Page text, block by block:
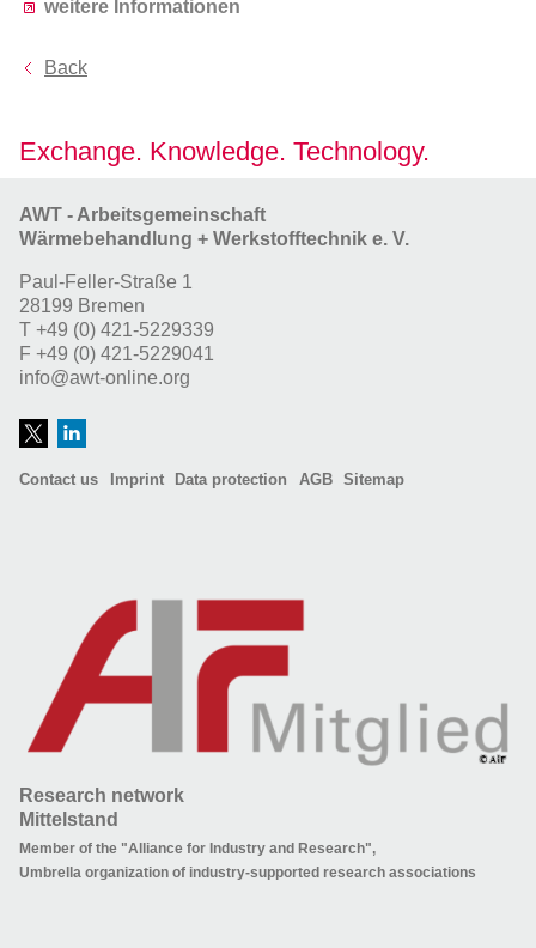
weitere Informationen
Back
Exchange. Knowledge. Technology.
AWT - Arbeitsgemeinschaft
Wärmebehandlung + Werkstofftechnik e. V.
Paul-Feller-Straße 1
28199 Bremen
T +49 (0) 421-5229339
F +49 (0) 421-5229041
info@awt-online.org
Contact us Imprint Data protection AGB Sitemap
Research network
Mittelstand
Member of the "Alliance for Industry and Research",
Umbrella organization of industry-supported research associations